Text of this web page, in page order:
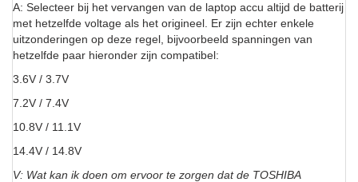
A: Selecteer bij het vervangen van de laptop accu altijd de batterij
met hetzelfde voltage als het origineel. Er zijn echter enkele
uitzonderingen op deze regel, bijvoorbeeld spanningen van
hetzelfde paar hieronder zijn compatibel:
3.6V / 3.7V
7.2V / 7.4V
10.8V / 11.1V
14.4V / 14.8V
V: Wat kan ik doen om ervoor te zorgen dat de TOSHIBA